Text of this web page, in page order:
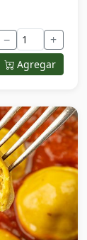
− +
Agregar